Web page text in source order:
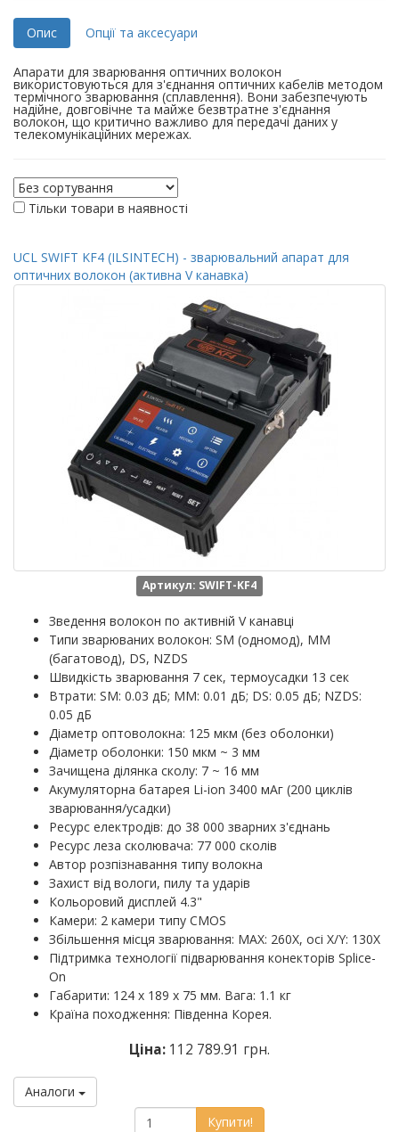
Опис Опції та аксесуари
Апарати для зварювання оптичних волокон
використовуються для з'єднання оптичних кабелів методом
термічного зварювання (сплавлення). Вони забезпечують
надійне, довговічне та майже безвтратне з'єднання
волокон, що критично важливо для передачі даних у
телекомунікаційних мережах.
Тільки товари в наявності
UCL SWIFT KF4 (ILSINTECH) - зварювальний апарат для
оптичних волокон (активна V канавка)
Артикул: SWIFT-KF4
Зведення волокон по активній V канавці
Типи зварюваних волокон: SM (одномод), MM
(багатовод), DS, NZDS
Швидкість зварювання 7 сек, термоусадки 13 сек
Втрати: SM: 0.03 дБ; MM: 0.01 дБ; DS: 0.05 дБ; NZDS:
0.05 дБ
Діаметр оптоволокна: 125 мкм (без оболонки)
Діаметр оболонки: 150 мкм ~ 3 мм
Зачищена ділянка сколу: 7 ~ 16 мм
Акумуляторна батарея Li-ion 3400 мАг (200 циклів
зварювання/усадки)
Ресурс електродів: до 38 000 зварних з'єднань
Ресурс леза сколювача: 77 000 сколів
Автор розпізнавання типу волокна
Захист від вологи, пилу та ударів
Кольоровий дисплей 4.3"
Камери: 2 камери типу CMOS
Збільшення місця зварювання: MAX: 260X, осі X/Y: 130X
Підтримка технології підварювання конекторів Splice-
On
Габарити: 124 х 189 х 75 мм. Вага: 1.1 кг
Країна походження: Південна Корея.
Ціна: 112 789.91 грн.
Аналоги
Купити!